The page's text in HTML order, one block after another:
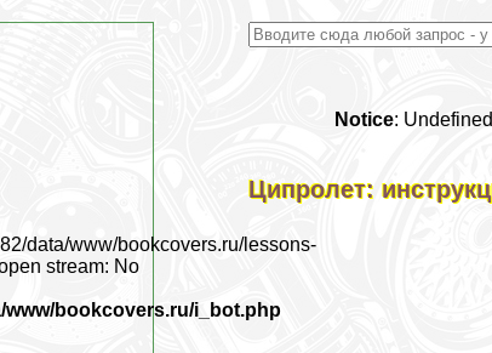
Notice:
Ципролет:
data/www/bookcovers.ru/lessons-
stream: No
www/bookcovers.ru/i_bot.php